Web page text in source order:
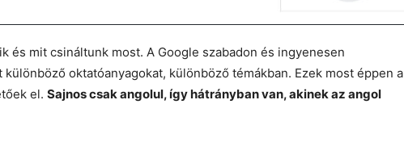
és mit csináltunk most. A Google szabadon és ingyenesen
oktatóanyagokat, különböző témákban. Ezek most éppen a
el. Sajnos csak angolul, így hátrányban van, akinek az angol